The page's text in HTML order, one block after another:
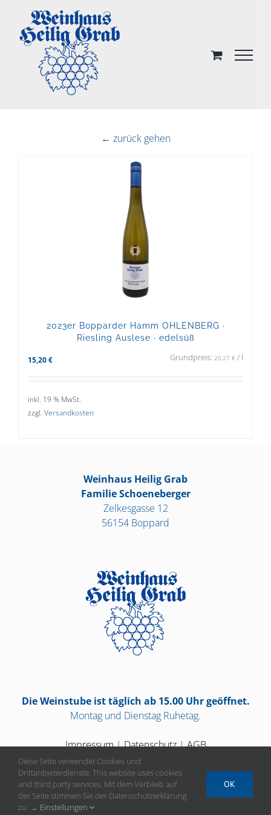
content
← zurück gehen
2023er Bopparder Hamm OHLENBERG ·
Riesling Auslese · edelsüß
15,20 € Grundpreis: 20,27 € / l
inkl. 19 % MwSt.
zzgl. Versandkosten
Weinhaus Heilig Grab
Familie Schoeneberger
Zelkesgasse 12
56154 Boppard
Die Weinstube ist täglich ab 15.00 Uhr geöffnet.
Montag und Dienstag Ruhetag.
Impressum|Datenschutz|AGB
Diese Seite verwendet Cookies und
Drittanbieterdienste. This website uses cookies
and third party services. Mit dem Verbleib auf
der Seite stimmen Sie der Datenschutzerklärung
zu. → Einstellungen
OK